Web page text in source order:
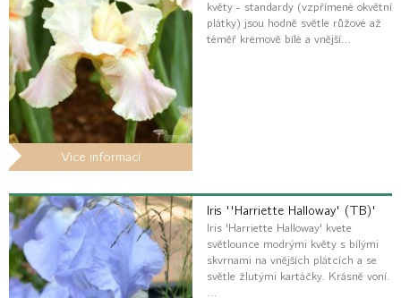
Více informací
květy - standardy (vzpřímené okvětní
plátky) jsou hodně světle růžové až
téměř krémově bílé a vnější…
Iris ''Harriette Halloway' (TB)'
Iris 'Harriette Halloway' kvete
světlounce modrými květy s bílými
skvrnami na vnějších plátcích a se
světle žlutými kartáčky. Krásně voní.